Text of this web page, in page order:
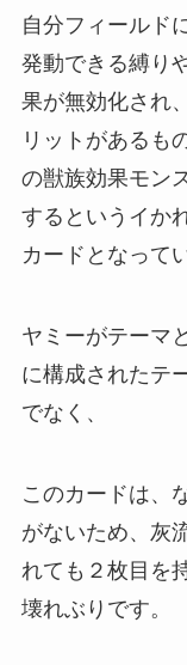
自分フィールド
発動できる縛り
果が無効化され
リットがあるも
の獣族効果モン
するというイか
カードとなって
ヤミーがテーマ
に構成されたテ
でなく、
このカードは、
がないため、灰
れても２枚目を
壊れぶりです。